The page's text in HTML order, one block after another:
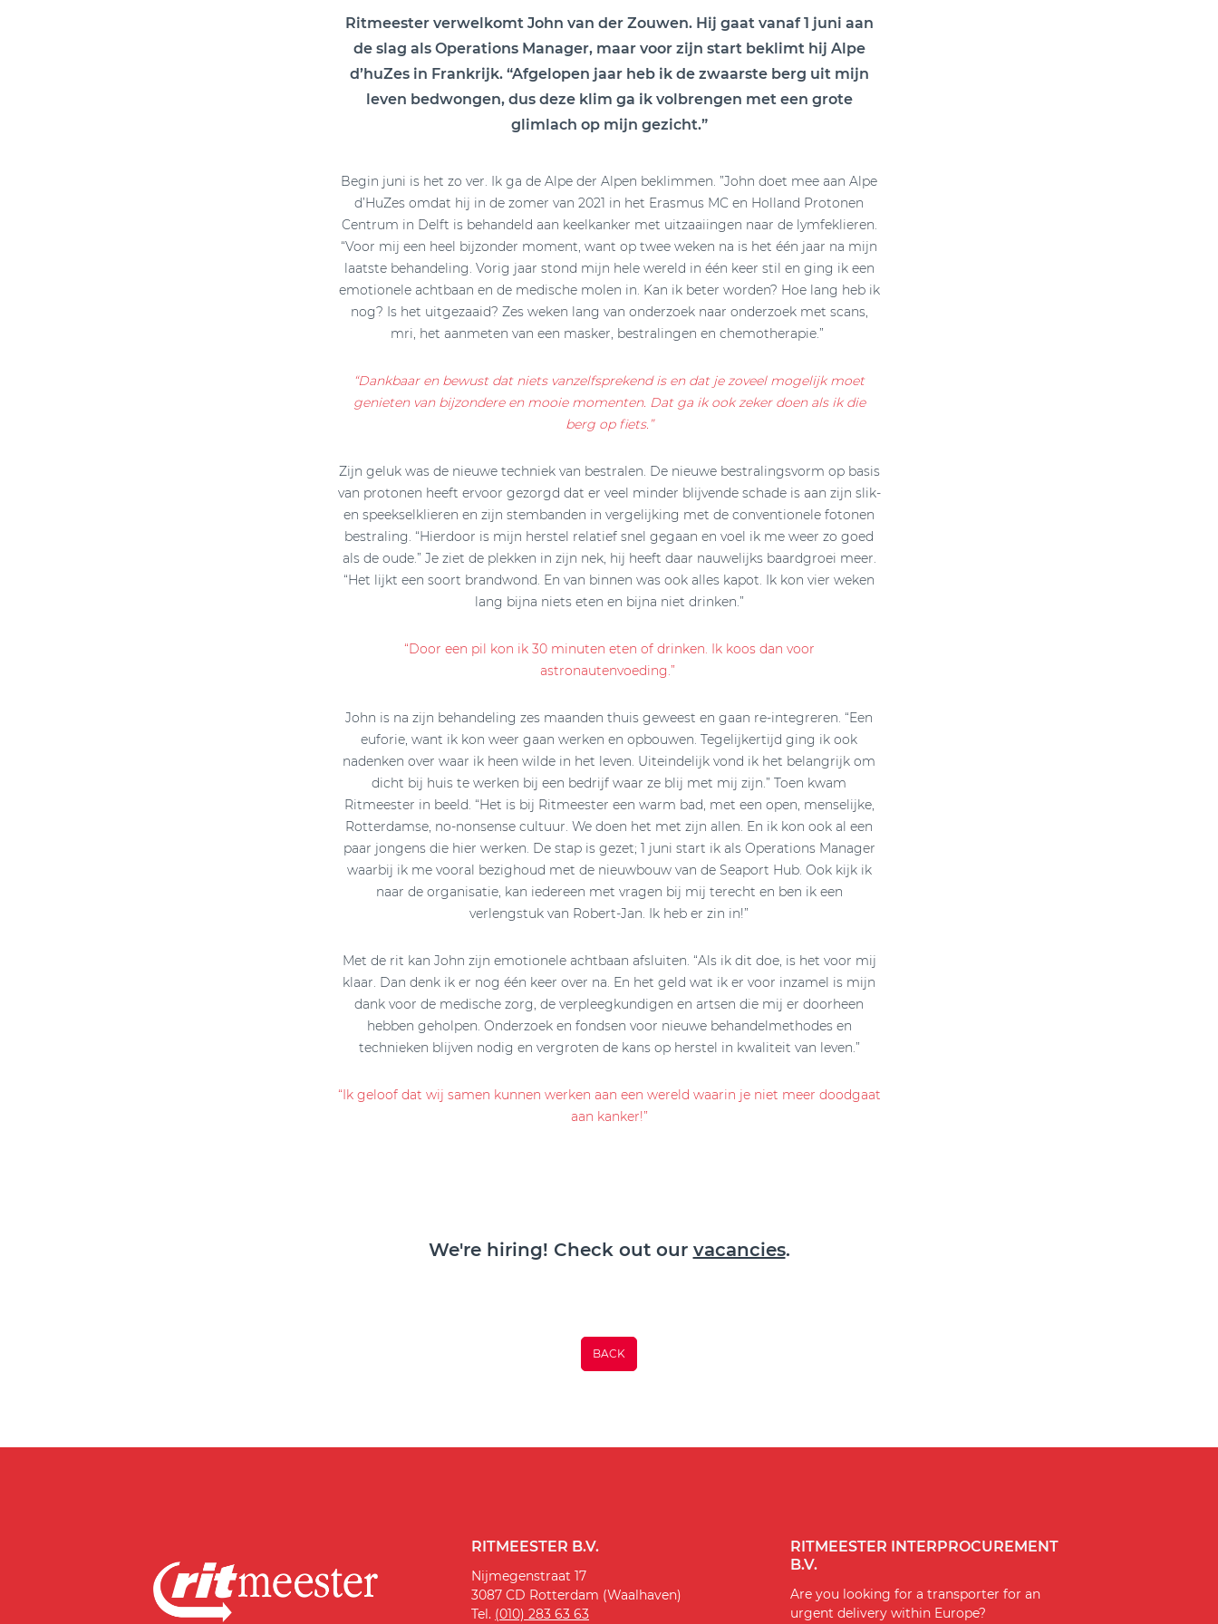
Ritmeester verwelkomt John van der Zouwen. Hij gaat vanaf 1 juni aan
de slag als Operations Manager, maar voor zijn start beklimt hij Alpe
d’huZes in Frankrijk. “Afgelopen jaar heb ik de zwaarste berg uit mijn
leven bedwongen, dus deze klim ga ik volbrengen met een grote
glimlach op mijn gezicht.”
Begin juni is het zo ver. Ik ga de Alpe der Alpen beklimmen. ”John doet mee aan Alpe
d’HuZes omdat hij in de zomer van 2021 in het Erasmus MC en Holland Protonen
Centrum in Delft is behandeld aan keelkanker met uitzaaiingen naar de lymfeklieren.
“Voor mij een heel bijzonder moment, want op twee weken na is het één jaar na mijn
laatste behandeling. Vorig jaar stond mijn hele wereld in één keer stil en ging ik een
emotionele achtbaan en de medische molen in. Kan ik beter worden? Hoe lang heb ik
nog? Is het uitgezaaid? Zes weken lang van onderzoek naar onderzoek met scans,
mri, het aanmeten van een masker, bestralingen en chemotherapie.”
“Dankbaar en bewust dat niets vanzelfsprekend is en dat je zoveel mogelijk moet
genieten van bijzondere en mooie momenten. Dat ga ik ook zeker doen als ik die
berg op fiets.”
Zijn geluk was de nieuwe techniek van bestralen. De nieuwe bestralingsvorm op basis
van protonen heeft ervoor gezorgd dat er veel minder blijvende schade is aan zijn slik-
en speekselklieren en zijn stembanden in vergelijking met de conventionele fotonen
bestraling. “Hierdoor is mijn herstel relatief snel gegaan en voel ik me weer zo goed
als de oude.” Je ziet de plekken in zijn nek, hij heeft daar nauwelijks baardgroei meer.
“Het lijkt een soort brandwond. En van binnen was ook alles kapot. Ik kon vier weken
lang bijna niets eten en bijna niet drinken.”
“Door een pil kon ik 30 minuten eten of drinken. Ik koos dan voor
astronautenvoeding.”
John is na zijn behandeling zes maanden thuis geweest en gaan re-integreren. “Een
euforie, want ik kon weer gaan werken en opbouwen. Tegelijkertijd ging ik ook
nadenken over waar ik heen wilde in het leven. Uiteindelijk vond ik het belangrijk om
dicht bij huis te werken bij een bedrijf waar ze blij met mij zijn.” Toen kwam
Ritmeester in beeld. “Het is bij Ritmeester een warm bad, met een open, menselijke,
Rotterdamse, no-nonsense cultuur. We doen het met zijn allen. En ik kon ook al een
paar jongens die hier werken. De stap is gezet; 1 juni start ik als Operations Manager
waarbij ik me vooral bezighoud met de nieuwbouw van de Seaport Hub. Ook kijk ik
naar de organisatie, kan iedereen met vragen bij mij terecht en ben ik een
verlengstuk van Robert-Jan. Ik heb er zin in!”
Met de rit kan John zijn emotionele achtbaan afsluiten. “Als ik dit doe, is het voor mij
klaar. Dan denk ik er nog één keer over na. En het geld wat ik er voor inzamel is mijn
dank voor de medische zorg, de verpleegkundigen en artsen die mij er doorheen
hebben geholpen. Onderzoek en fondsen voor nieuwe behandelmethodes en
technieken blijven nodig en vergroten de kans op herstel in kwaliteit van leven.”
“Ik geloof dat wij samen kunnen werken aan een wereld waarin je niet meer doodgaat
aan kanker!”
We're hiring! Check out our vacancies.
BACK
RITMEESTER B.V.
Nijmegenstraat 17
3087 CD Rotterdam (Waalhaven)
Tel. (010) 283 63 63
RITMEESTER INTERPROCUREMENT
B.V.
Are you looking for a transporter for an
urgent delivery within Europe?